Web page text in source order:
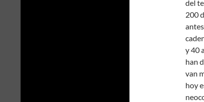
del
200
y 40
han
van
hoy